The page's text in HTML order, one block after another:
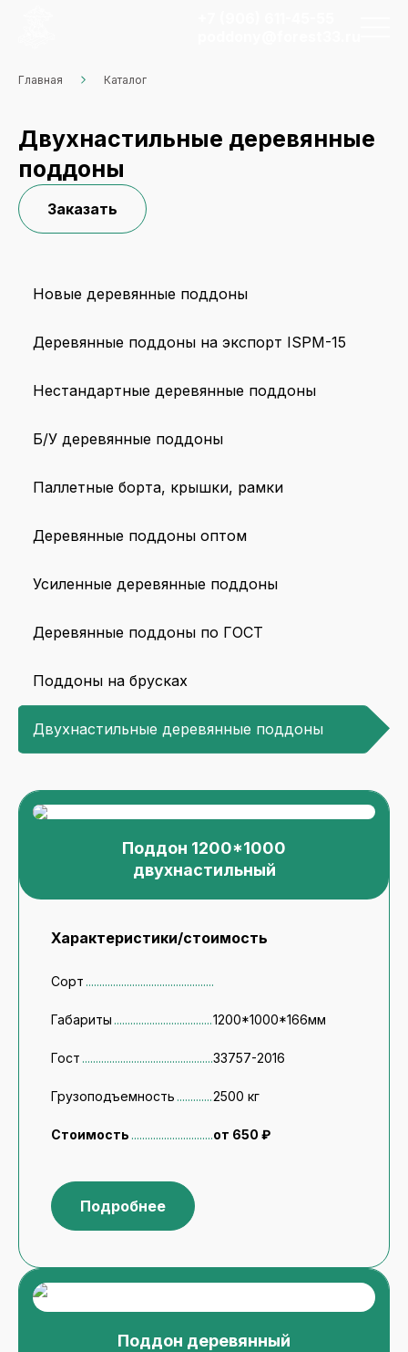
Главная Каталог
Двухнастильные деревянные
поддоны
Заказать
Новые деревянные поддоны
Деревянные поддоны на экспорт ISPM-15
Нестандартные деревянные поддоны
Б/У деревянные поддоны
Паллетные борта, крышки, рамки
Деревянные поддоны оптом
Усиленные деревянные поддоны
Деревянные поддоны по ГОСТ
Поддоны на брусках
Двухнастильные деревянные поддоны
Поддон 1200*1000
двухнастильный
Характеристики/стоимость
Сорт
Габариты 1200*1000*166мм
Гост 33757-2016
Грузоподъемность 2500 кг
Стоимость от 650 ₽
Подробнее
Поддон деревянный